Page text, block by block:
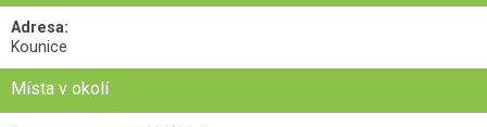
Adresa:
Kounice
Místa v okolí